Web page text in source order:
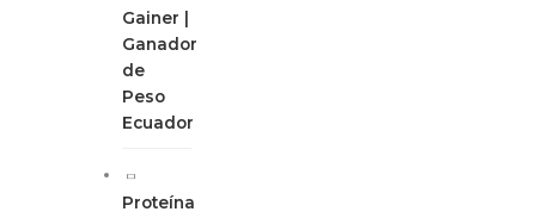
Gainer |
Ganador
de
Peso
Ecuador
Proteína